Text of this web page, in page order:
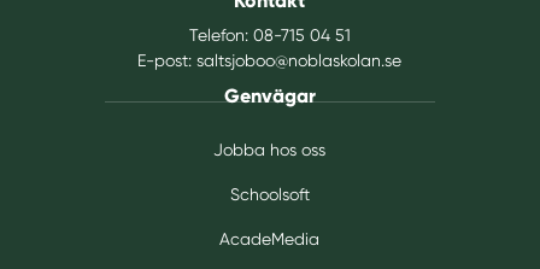
Telefon: 08-715 04 51
E-post:saltsjoboo@noblaskolan.se
Genvägar
Jobba hos oss
Schoolsoft
AcadeMedia